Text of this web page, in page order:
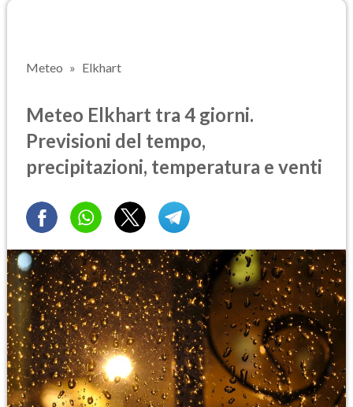
Meteo Elkhart
Meteo Elkhart tra 4 giorni.
Previsioni del tempo,
precipitazioni, temperatura e venti